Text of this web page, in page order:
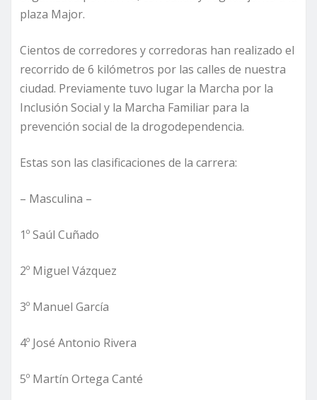
plaza Major.
Cientos de corredores y corredoras han realizado el
recorrido de 6 kilómetros por las calles de nuestra
ciudad. Previamente tuvo lugar la Marcha por la
Inclusión Social y la Marcha Familiar para la
prevención social de la drogodependencia.
Estas son las clasificaciones de la carrera:
– Masculina –
1º Saúl Cuñado
2º Miguel Vázquez
3º Manuel García
4º José Antonio Rivera
5º Martín Ortega Canté